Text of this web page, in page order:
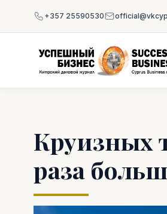
+357 25590530
Круизных
раза